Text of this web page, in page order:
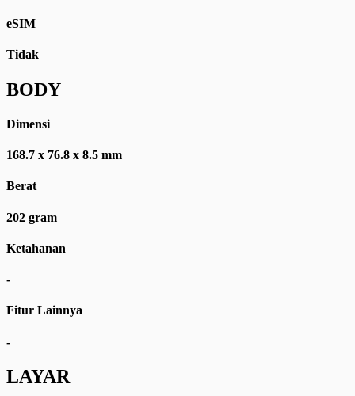
eSIM
Tidak
BODY
Dimensi
168.7 x 76.8 x 8.5 mm
Berat
202 gram
Ketahanan
-
Fitur Lainnya
-
LAYAR